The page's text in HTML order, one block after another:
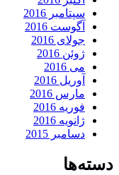
سپتامبر 2016
آگوست 2016
جولای 2016
ژوئن 2016
می 2016
آوریل 2016
مارس 2016
فوریه 2016
ژانویه 2016
دسامبر 2015
دسته‌ها